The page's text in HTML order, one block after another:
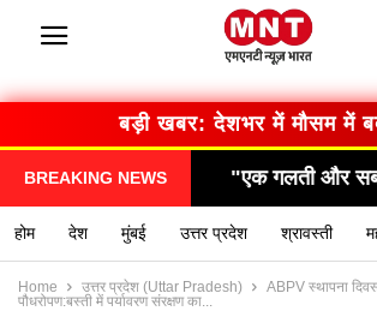
बड़ी खबर: सरकार का बड़ा
BREAKING NEWS
खत्म… देखिए कैसे हुआ हादसा!"
होम देश मुंबई उत्तर प्रदेश श्रावस्ती
Home उत्तर प्रदेश (Uttar Pradesh)
ABPV स्थापना
पौधरोपण:बस्ती में पर्यावरण संरक्षण का...